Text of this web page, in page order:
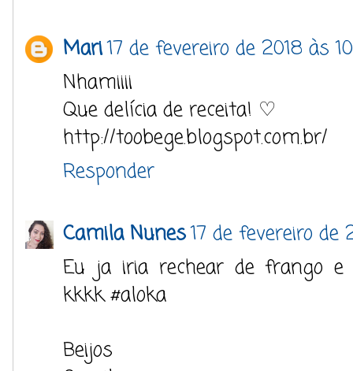
Mari17 de fevereiro de 2018 às
Nhamiiii
Que delícia de receita! ♡
http://toobege.blogspot.com.br/
Responder
Camila Nunes17 de fevereiro de
Eu ja iria rechear de frango
kkkk #aloka
Beijos